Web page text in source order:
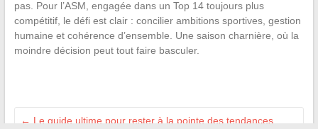
pas. Pour l’ASM, engagée dans un Top 14 toujours plus
compétitif, le défi est clair : concilier ambitions sportives, gestion
humaine et cohérence d’ensemble. Une saison charnière, où la
moindre décision peut tout faire basculer.
← Le guide ultime pour rester à la pointe des tendances